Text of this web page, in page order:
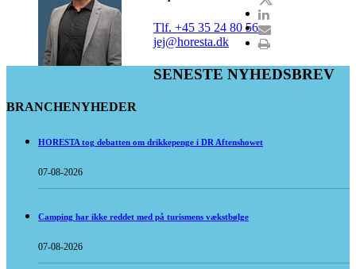
Tlf. +45 35 24 80 56
jej@horesta.dk
SENESTE NYHEDSBREV
BRANCHENYHEDER
HORESTA tog debatten om drikkepenge i DR Aftenshowet
07-08-2026
Camping har ikke reddet med på turismens vækstbølge
07-08-2026